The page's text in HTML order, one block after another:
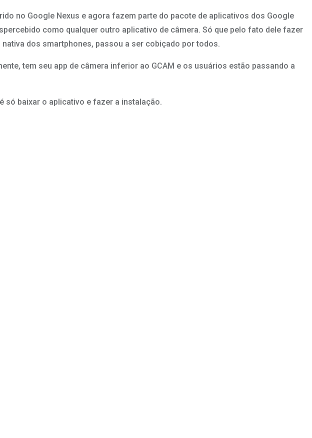
no Google Nexus e agora fazem parte do pacote de aplicativos dos Google
como qualquer outro aplicativo de câmera. Só que pelo fato dele fazer
dos smartphones, passou a ser cobiçado por todos.
tem seu app de câmera inferior ao GCAM e os usuários estão passando a
só baixar o aplicativo e fazer a instalação.